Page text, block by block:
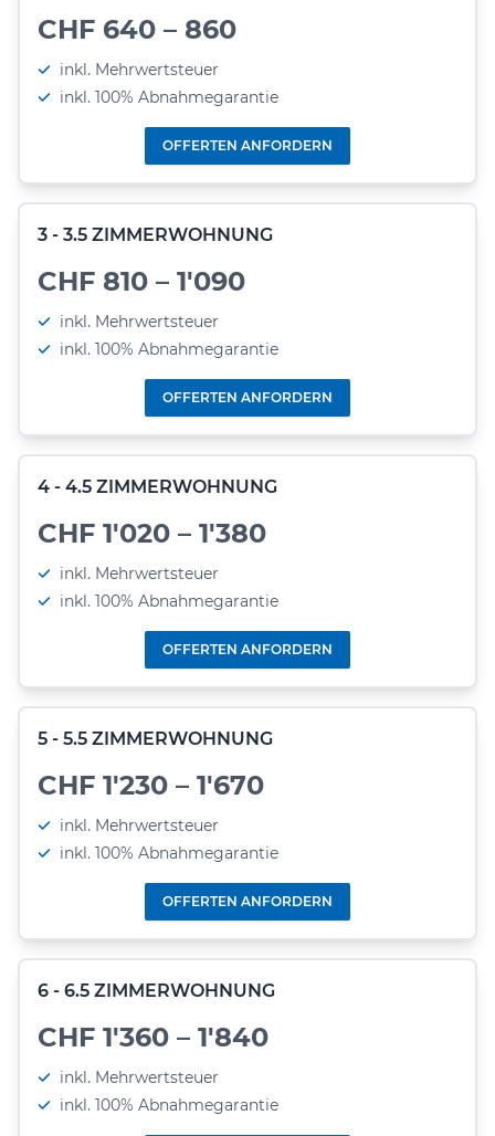
CHF 640 – 860
inkl. Mehrwertsteuer
inkl. 100% Abnahmegarantie
OFFERTEN ANFORDERN
3 - 3.5 ZIMMERWOHNUNG
CHF 810 – 1'090
inkl. Mehrwertsteuer
inkl. 100% Abnahmegarantie
OFFERTEN ANFORDERN
4 - 4.5 ZIMMERWOHNUNG
CHF 1'020 – 1'380
inkl. Mehrwertsteuer
inkl. 100% Abnahmegarantie
OFFERTEN ANFORDERN
5 - 5.5 ZIMMERWOHNUNG
CHF 1'230 – 1'670
inkl. Mehrwertsteuer
inkl. 100% Abnahmegarantie
OFFERTEN ANFORDERN
6 - 6.5 ZIMMERWOHNUNG
CHF 1'360 – 1'840
inkl. Mehrwertsteuer
inkl. 100% Abnahmegarantie